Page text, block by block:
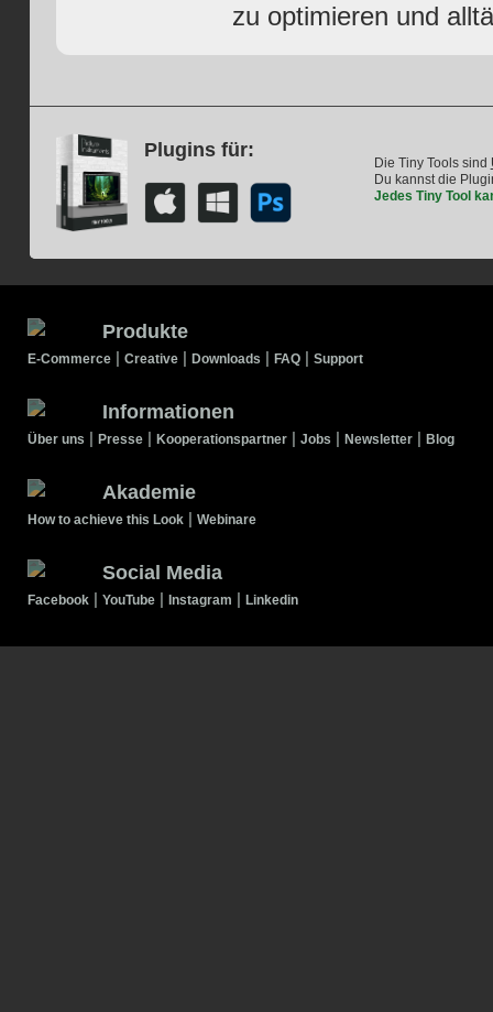
zu optimieren und
Plugins für:
Die Tiny Tools sind
Du kannst die
Jedes Tiny Tool
Produkte
E-Commerce | Creative | Downloads | FAQ | Support
Informationen
Über uns | Presse | Kooperationspartner | Jobs | Newsletter | Blog
Akademie
How to achieve this Look | Webinare
Social Media
Facebook | YouTube | Instagram | Linkedin